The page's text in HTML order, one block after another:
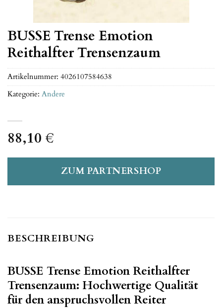
BUSSE Trense Emotion
Reithalfter Trensenzaum
88,10 €
ZUM PARTNERSHOP
Artikelnummer: 4026107584638
Kategorie: Andere
BESCHREIBUNG
BUSSE Trense Emotion Reithalfter
Trensenzaum: Hochwertige Qualität
für den anspruchsvollen Reiter